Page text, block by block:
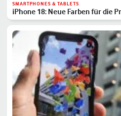
SMARTPHONES & TABLETS
iPhone 18: Neue Farben für die